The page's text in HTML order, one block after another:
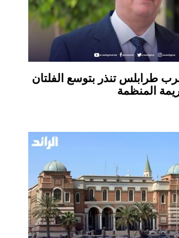
طرابلس تنذر بتوسع الفلتان
المنظمة